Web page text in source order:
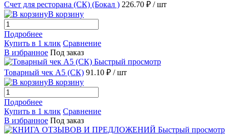
Счет для ресторана (СК) (Бокал ) 226.70 ₽ / шт
В корзину
Подробнее
Купить в 1 клик Сравнение
В избранное Под заказ
Быстрый просмотр
Товарный чек А5 (СК) 91.10 ₽ / шт
В корзину
Подробнее
Купить в 1 клик Сравнение
В избранное Под заказ
Быстрый просмотр